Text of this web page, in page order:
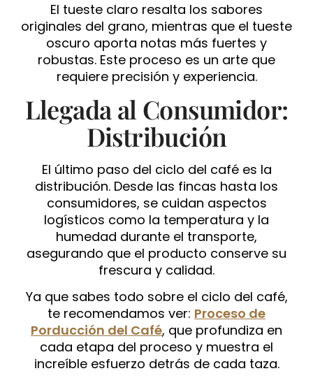
El tueste claro resalta los sabores
originales del grano, mientras que el tueste
oscuro aporta notas más fuertes y
robustas. Este proceso es un arte que
requiere precisión y experiencia.
Llegada al Consumidor:
Distribución
El último paso del ciclo del café es la
distribución. Desde las fincas hasta los
consumidores, se cuidan aspectos
logísticos como la temperatura y la
humedad durante el transporte,
asegurando que el producto conserve su
frescura y calidad.
Ya que sabes todo sobre el ciclo del café,
te recomendamos ver: Proceso de
Porducción del Café, que profundiza en
cada etapa del proceso y muestra el
increíble esfuerzo detrás de cada taza.